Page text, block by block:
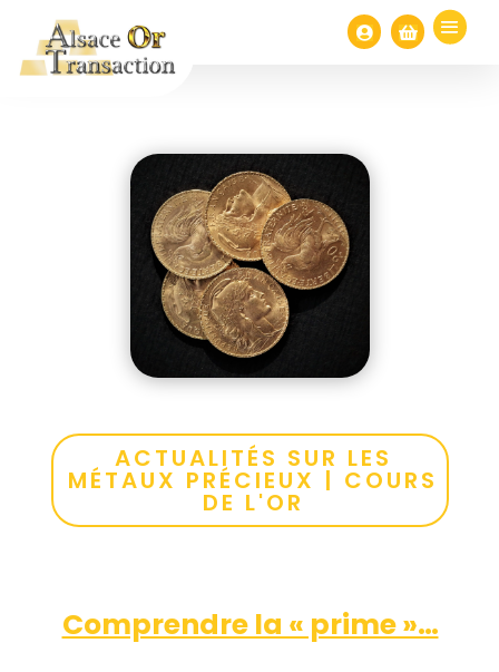
 
ACTUALITÉS SUR LES
MÉTAUX PRÉCIEUX | COURS
DE L'OR
Comprendre la « prime »…